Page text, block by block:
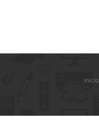
Inicio